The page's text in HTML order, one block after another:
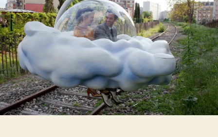
e
l
’
i
c
l
e
’
a
r
t
i
e
c
u
m
e
d
s
j
o
u
r